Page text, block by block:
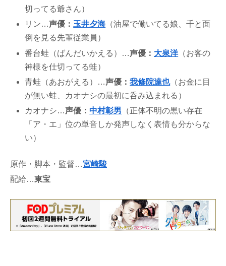
切ってる爺さん）
リン…声優 ：玉井夕海 （油屋で働いてる娘、千と面
倒を見る先輩従業員）
番台蛙（ばんだいかえる）…声優 ： 大泉洋（お客の
神様を仕切ってる蛙）
青蛙（あおがえる）…声優 ：我修院達也（お金に目
が無い蛙、カオナシの最初に呑み込まれる）
カオナシ…声優 ：中村彰男 （正体不明の黒い存在
「ア・エ」位の単音しか発声しなく表情も分からな
い）
原作・脚本・監督…宮崎駿
配給…東宝